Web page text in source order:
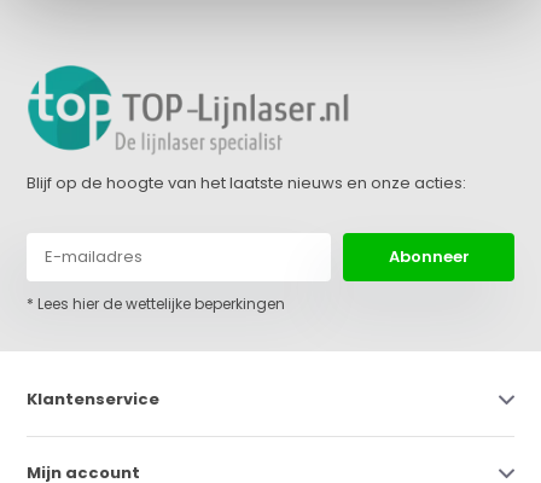
Blijf op de hoogte van het laatste nieuws en onze acties:
Abonneer
* Lees hier de wettelijke beperkingen
Klantenservice
Mijn account